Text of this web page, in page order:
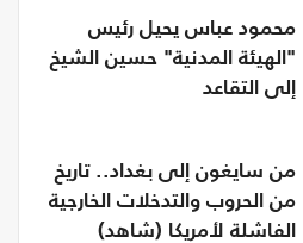
محمود عباس يحيل رئيس
"الهيئة المدنية" حسين الشيخ
إلى التقاعد
من سايغون إلى بغداد.. تاريخ
من الحروب والتدخلات الخارجية
الفاشلة لأمريكا (شاهد)